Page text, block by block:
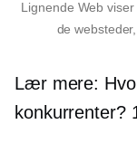
Lignende Web
de
Lær mere:
konkurrenter?